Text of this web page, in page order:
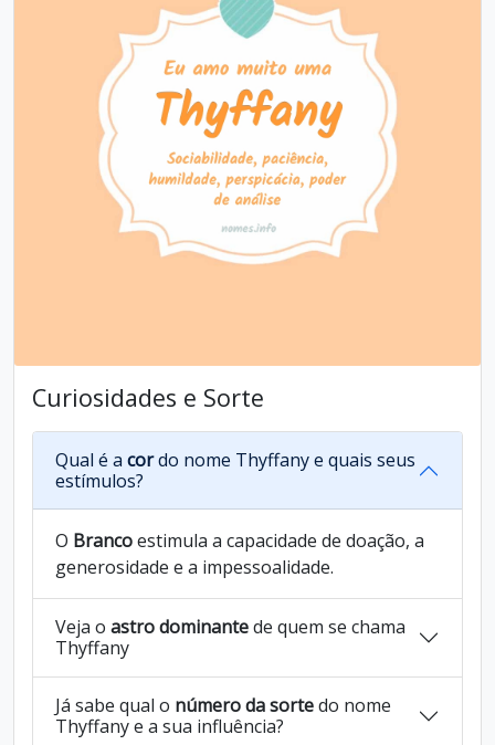
Curiosidades e Sorte
Qual é a cordo nome Thyffany e quais seus
estímulos?
O Brancoestimula a capacidade de doação, a
generosidade e a impessoalidade.
Veja o astro dominantede quem se chama
Thyffany
Já sabe qual o número da sortedo nome
Thyffany e a sua influência?